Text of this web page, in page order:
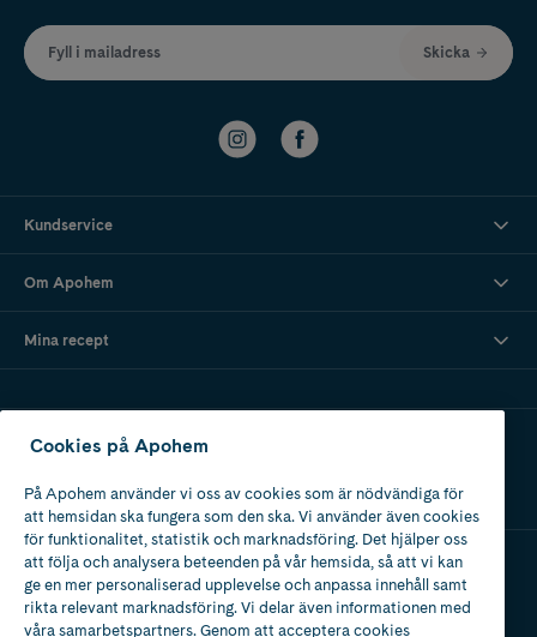
Fyll i mailadress Skicka
Kundservice
Om Apohem
Mina recept
Ladda ner vår app
Apotek med tillstånd
av Läkemedelsverket
Cookies på Apohem
På Apohem använder vi oss av cookies som är nödvändiga för
att hemsidan ska fungera som den ska. Vi använder även cookies
för funktionalitet, statistik och marknadsföring. Det hjälper oss
att följa och analysera beteenden på vår hemsida, så att vi kan
ge en mer personaliserad upplevelse och anpassa innehåll samt
rikta relevant marknadsföring. Vi delar även informationen med
våra samarbetspartners. Genom att acceptera cookies